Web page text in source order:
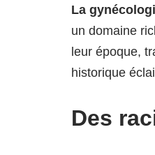
La
un domaine
leur époque,
historique
Des